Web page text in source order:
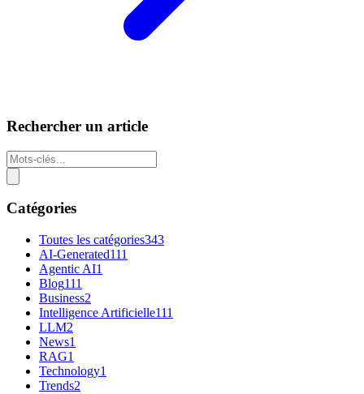
Rechercher un article
Catégories
Toutes les catégories343
AI-Generated111
Agentic AI1
Blog111
Business2
Intelligence Artificielle111
LLM2
News1
RAG1
Technology1
Trends2